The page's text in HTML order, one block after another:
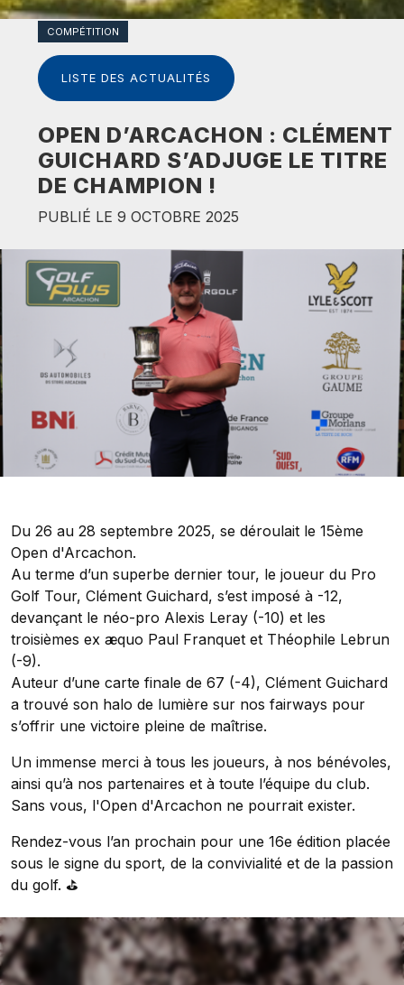
COMPÉTITION
LISTE DES ACTUALITÉS
OPEN D’ARCACHON : CLÉMENT
GUICHARD S’ADJUGE LE TITRE
DE CHAMPION !
PUBLIÉ LE 9 OCTOBRE 2025
Du 26 au 28 septembre 2025, se déroulait le 15ème
Open d'Arcachon.
Au terme d’un superbe dernier tour, le joueur du Pro
Golf Tour, Clément Guichard, s’est imposé à -12,
devançant le néo-pro Alexis Leray (-10) et les
troisièmes ex æquo Paul Franquet et Théophile Lebrun
(-9).
Auteur d’une carte finale de 67 (-4), Clément Guichard
a trouvé son halo de lumière sur nos fairways pour
s’offrir une victoire pleine de maîtrise.
Un immense merci à tous les joueurs, à nos bénévoles,
ainsi qu’à nos partenaires et à toute l’équipe du club.
Sans vous, l'Open d'Arcachon ne pourrait exister.
Rendez-vous l’an prochain pour une 16e édition placée
sous le signe du sport, de la convivialité et de la passion
du golf. ⛳